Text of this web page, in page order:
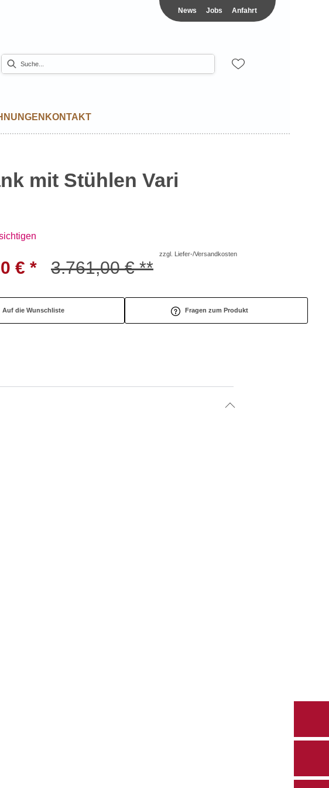
News Jobs Anfahrt
KONTAKT
mit Stühlen Vari
€ * 3.761,00 € **
zzgl. Liefer-/Versandkosten
Auf die Wunschliste Fragen zum Produkt